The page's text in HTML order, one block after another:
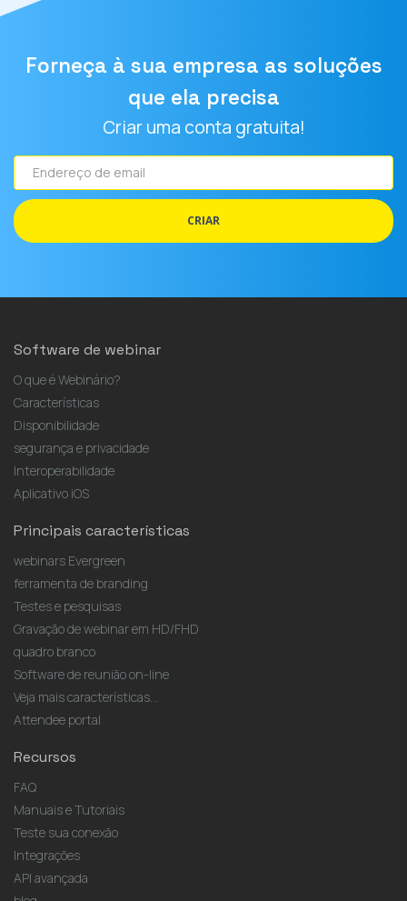
Forneça à sua empresa as soluções
que ela precisa
Criar uma conta gratuita!
Endereço
de
email
CRIAR
Software de webinar
O que é Webinário?
Características
Disponibilidade
segurança e privacidade
Interoperabilidade
Aplicativo iOS
Principais características
webinars Evergreen
ferramenta de branding
Testes e pesquisas
Gravação de webinar em HD/FHD
quadro branco
Software de reunião on-line
Veja mais características...
Attendee portal
Recursos
FAQ
Manuais e Tutoriais
Teste sua conexão
Integrações
API avançada